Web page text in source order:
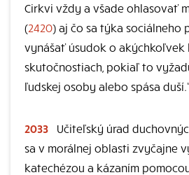
Cirkvi vždy a všade ohlasovať
(2420) aj čo sa týka sociálneho
vynášať úsudok o akýchkoľvek
skutočnostiach, pokiaľ to
ľudskej osoby alebo spása
2033
Učiteľský úrad
sa v morálnej oblasti zvyčajne
katechézou a kázaním